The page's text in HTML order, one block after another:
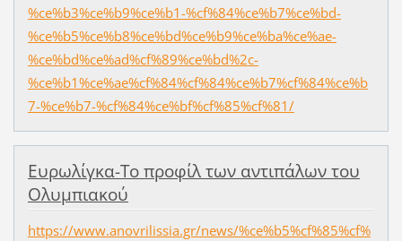
%ce%b3%ce%b9%ce%b1-%cf%84%ce%b7%ce%bd-
%ce%b5%ce%b8%ce%bd%ce%b9%ce%ba%ce%ae-
%ce%bd%ce%ad%cf%89%ce%bd%2c-
%ce%b1%ce%ae%cf%84%cf%84%ce%b7%cf%84%ce%b
7-%ce%b7-%cf%84%ce%bf%cf%85%cf%81/
Ευρωλίγκα-Το προφίλ των αντιπάλων του
Ολυμπιακού
https://www.anovrilissia.gr/news/%ce%b5%cf%85%cf%